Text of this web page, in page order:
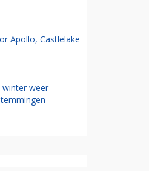
Apollo, Castlelake
winter weer